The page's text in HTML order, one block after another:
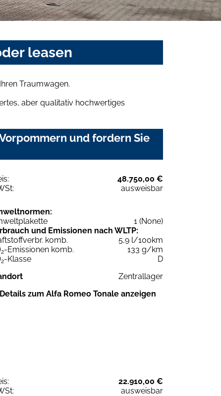
leasen
Traumwagen.
aber qualitativ hochwertiges
und fordern Sie
48.750,00 €
ausweisbar
1 (None)
und Emissionen nach WLTP:
komb.
5,9 l/100km
2-Emissionen komb.
133 g/km
2-Klasse
D
Zentrallager
Details zum Alfa Romeo Tonale anzeigen
22.910,00 €
ausweisbar